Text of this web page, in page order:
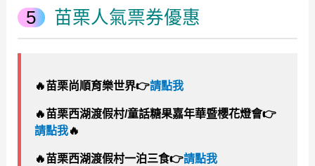
苗栗人氣票券優惠
🔥苗栗尚順育樂世界👉請點我
🔥苗栗西湖渡假村/童話糖果嘉年華暨櫻花燈會👉
請點我🔥
🔥苗栗西湖渡假村一泊三食👉請點我